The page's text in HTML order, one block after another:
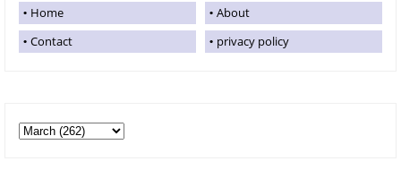
Home
About
Contact
privacy policy